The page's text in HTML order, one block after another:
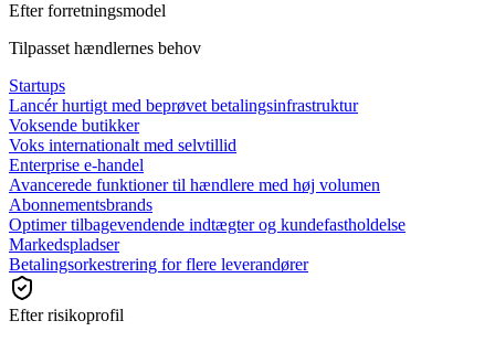
Efter forretningsmodel
Tilpasset hændlernes behov
Startups
Lancér hurtigt med beprøvet betalingsinfrastruktur
Voksende butikker
Voks internationalt med selvtillid
Enterprise e-handel
Avancerede funktioner til hændlere med høj volumen
Abonnementsbrands
Optimer tilbagevendende indtægter og kundefastholdelse
Markedspladser
Betalingsorkestrering for flere leverandører
Efter risikoprofil